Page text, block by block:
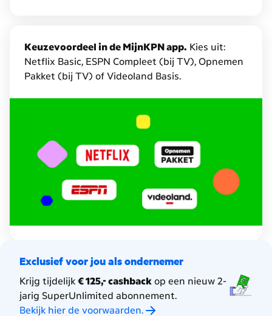
dubbele
data
diensten.
Keuzevoordeel in de MijnKPN app. Kies uit:
Netflix Basic, ESPN Compleet (bij TV), Opnemen
Pakket (bij TV) of Videoland Basis.
Exclusief voor jou als ondernemer
Krijg tijdelijk € 125,- cashback op een nieuw 2-
jarig SuperUnlimited abonnement.
Bekijk hier de voorwaarden.